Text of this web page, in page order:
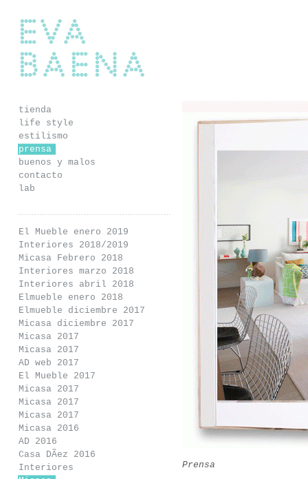
Eva Baena
tienda
life style
estilismo
prensa
buenos y malos
contacto
lab
El Mueble enero 2019
Interiores 2018/2019
Micasa Febrero 2018
Interiores marzo 2018
Interiores abril 2018
Elmueble enero 2018
Elmueble diciembre 2017
Micasa diciembre 2017
Micasa 2017
Micasa 2017
AD web 2017
El Mueble 2017
Micasa 2017
Micasa 2017
Micasa 2017
Micasa 2016
AD 2016
Casa DÃ­ez 2016
Interiores
Prensa